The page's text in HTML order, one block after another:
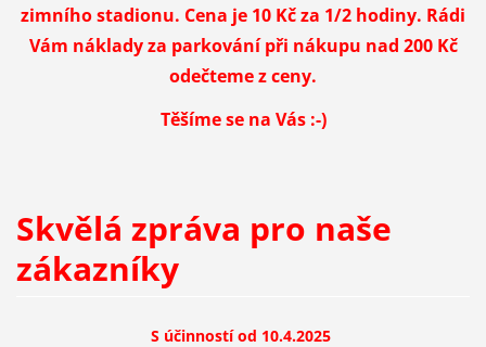
zimního stadionu. Cena je 10 Kč za 1/2 hodiny. Rádi
Vám náklady za parkování při nákupu nad 200 Kč
odečteme z ceny.
Těšíme se na Vás :-)
Skvělá zpráva pro naše
zákazníky
S účinností od 10.4.2025